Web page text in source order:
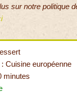
sur notre politique
Cuisine européenne
minutes